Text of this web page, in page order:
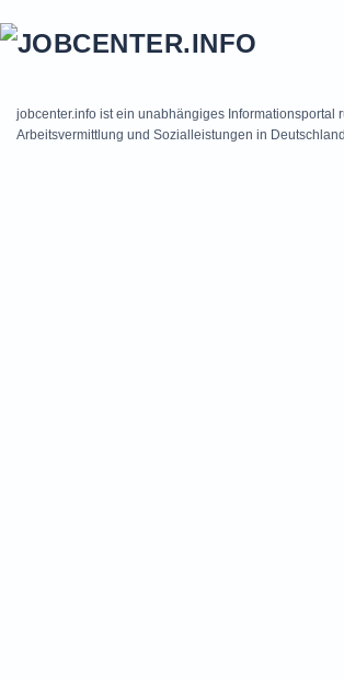
jobcenter.info ist ein unabhängiges Informationsportal
Arbeitsvermittlung und Sozialleistungen in